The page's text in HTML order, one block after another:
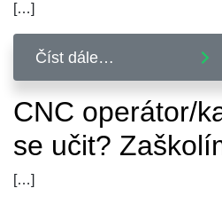
[…]
Číst dále…
CNC operátor/
se učit?
[…]